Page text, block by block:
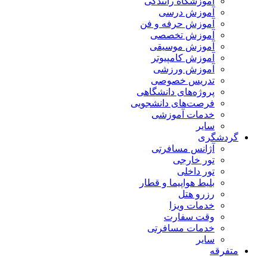
آموزش درسی
آموزش حرفه و فن
آموزش تخصصی
آموزش موسیقی
آموزش کامپیوتر
آموزش ورزشی
تدریس خصوصی
پروژه‌های دانشگاهی
فرصت‌های دانشجویی
خدمات آموزشی
سایر
گردشگری
آژانس مسافرتی
تور خارجی
تور داخلی
بلیط هواپیما و قطار
رزرو هتل
خدمات ویزا
وقت سفارت
خدمات مسافرتی
سایر
متفرقه